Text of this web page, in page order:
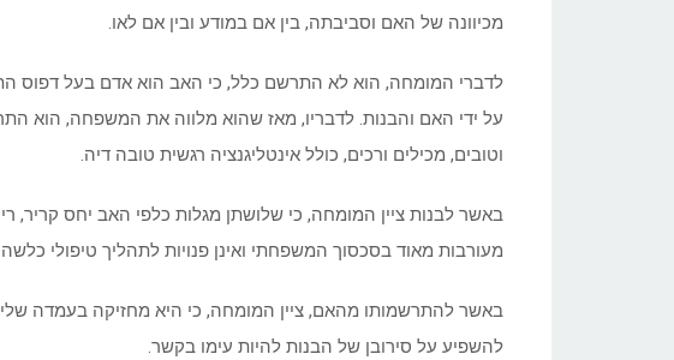
מכיוונה של האם וסביבתה, בין אם במודע ובין אם לאו.
לדברי המומחה, הוא לא התרשם כלל, כי האב הוא אדם בעל דפוס
על ידי האם והבנות. לדבריו, מאז שהוא מלווה את המשפחה, הוא
וטובים, מכילים ורכים, כולל אינטליגנציה רגשית טובה דיה.
באשר לבנות ציין המומחה, כי שלושתן מגלות כלפי האב יחס קריר,
מעורבות מאוד בסכסוך המשפחתי ואינן פנויות לתהליך טיפולי
באשר להתרשמותו מהאם, ציין המומחה, כי היא מחזיקה בעמדה
להשפיע על סירובן של הבנות להיות עימו בקשר.